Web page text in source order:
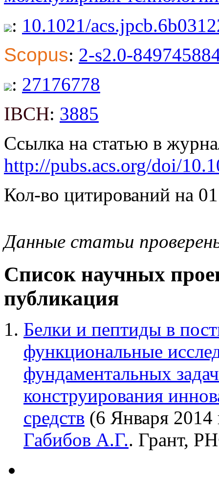
: 10.1021/
Scopus: 2-s2.0-
: 27176778
IBCH: 3885
Ссылка на статью в
http://pubs.acs.org/doi/
Кол-во цитирований на
Данные статьи
Список научных
публикация
Белки и пептиды в
функциональные
фундаментальных
конструирования
средств (6 Января
Габибов А.Г.. Грант,